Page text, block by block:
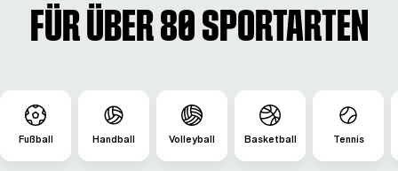
Für über 80 Sportarten
Fußball Handball Volleyball Basketball Tennis